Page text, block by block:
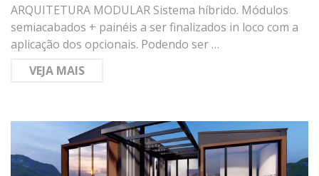
ARQUITETURA MODULAR Sistema híbrido. Módulos
semiacabados + painéis a ser finalizados in loco com a
aplicação dos opcionais. Podendo ser …
VEJA MAIS